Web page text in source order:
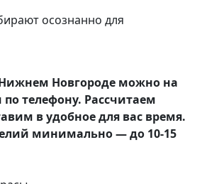
осознанно для
Новгороде можно на
телефону. Рассчитаем
в удобное для вас время.
минимально — до 10-15